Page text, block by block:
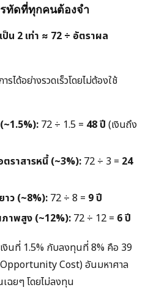
ทัดที่ทุกคนต้องจำ
ป็น 2 เท่า ≈ 72 ÷ อัตราผล
ได้อย่างรวดเร็วโดยไม่ต้องใช้
72 ÷ 1.5 = 48 ปี (เงินถึง
ราสารหนี้ (~3%): 72 ÷ 3 = 24
าว (~8%): 72 ÷ 8 = 9 ปี
าพสูง (~12%): 72 ÷ 12 = 6 ปี
เงินที่ 1.5% กับลงทุนที่ 8% คือ 39
Cost) อันมหาศาล
ฉยๆ โดยไม่ลงทุน